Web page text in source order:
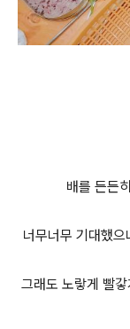
배를 든든
너무너무 기대했
그래도 노랗게 빨